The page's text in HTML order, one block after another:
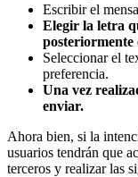
Escribir el
Elegir la letra
Seleccionar el
preferencia.
Una vez
enviar.
Ahora bien, si la
usuarios tendrán que
terceros y realizar las